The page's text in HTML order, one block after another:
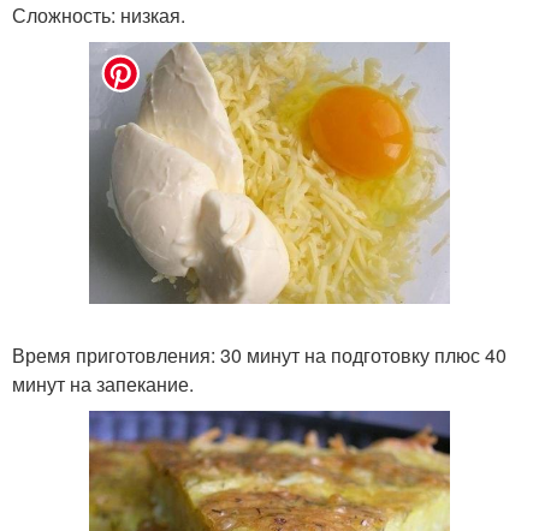
Сложность: низкая.
Время приготовления: 30 минут на подготовку плюс 40
минут на запекание.